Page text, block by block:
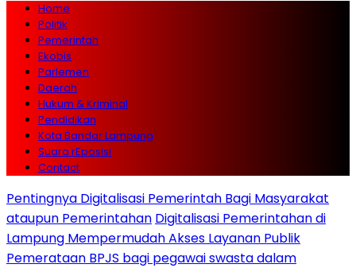
Home
Politik
Pemerintah
Ekobis
Parlemen
Daerah
Hukum & Kriminal
Pendidikan
Kota Bandar Lampung
Suara rEposisi
Contact
Pentingnya Digitalisasi Pemerintah Bagi Masyarakat
ataupun Pemerintahan Digitalisasi Pemerintahan di
Lampung Mempermudah Akses Layanan Publik
Pemerataan BPJS bagi pegawai swasta dalam